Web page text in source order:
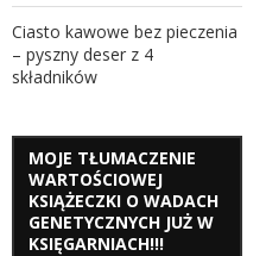
Ciasto kawowe bez pieczenia
– pyszny deser z 4
składników
MOJE TŁUMACZENIE
WARTOŚCIOWEJ
KSIĄŻECZKI O WADACH
GENETYCZNYCH JUŻ W
KSIĘGARNIACH!!!